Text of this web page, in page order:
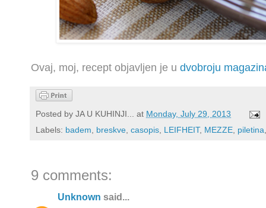
Ovaj, moj, recept objavljen je u dvobroju
Posted by JA U KUHINJI... at Monday, July 29, 2013
Labels: badem, breskve, casopis, LEIFHEIT, MEZZE, piletina
9 comments:
Unknown said...